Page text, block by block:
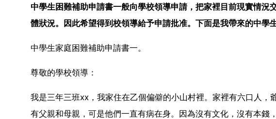
中學生困難補助申請書一般向學校領導申請，把家裡目前現實情
體狀況。因此希望得到校領導給予申請批准。下面是我帶來的中學
中學生家庭困難補助申請書一。
尊敬的學校領導：
我是三年三班xx，我家住在乙個偏僻的小山村裡。家裡有六口人，
有父親和母親，可是他們一直有病在身。因為沒有文化，沒有本錢